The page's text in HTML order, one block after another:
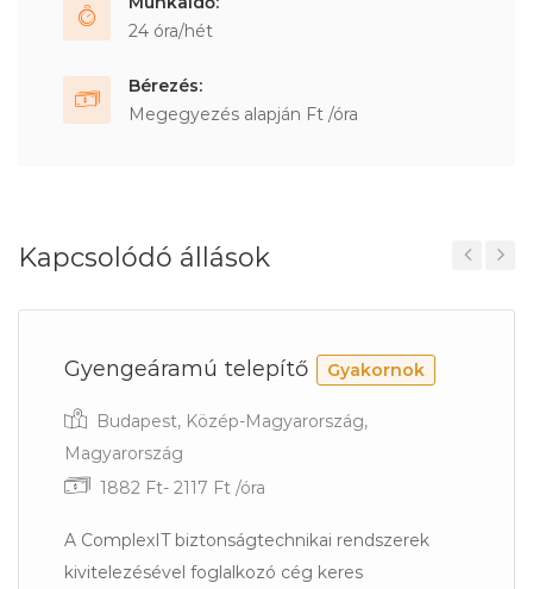
24 óra/hét
Bérezés:
Megegyezés alapján Ft /óra
Kapcsolódó állások
Gyengeáramú telepítő Gyakornok
Budapest, Közép-Magyarország,
Magyarország
1882 Ft- 2117 Ft /óra
A ComplexIT biztonságtechnikai rendszerek
kivitelezésével foglalkozó cég keres